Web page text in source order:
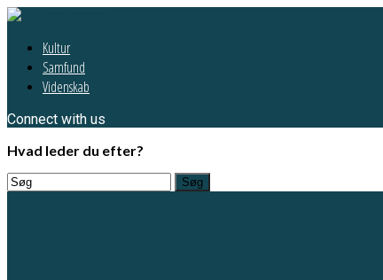
Kultur
Samfund
Videnskab
Connect with us
Hvad leder du efter?